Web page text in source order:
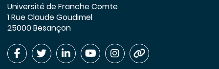
Université de Franche Comte
1 Rue Claude Goudimel
25000 Besançon